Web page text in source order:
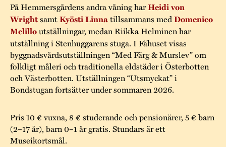
På Hemmersgårdens andra våning harHeidi von
WrightsamtKyösti Linnatillsammans med Domenico
Melilloutställningar, medan Riikka Helminen har
utställning i Stenhuggarens stuga. I Fähuset visas
byggnadsvårdsutställningen “Med Färg & Murslev” om
folkligt måleri och traditionella eldstäder i Österbotten
och Västerbotten. Utställningen “Utsmyckat” i
Bondstugan fortsätter under sommaren 2026.
Pris 10 € vuxna, 8 € studerande och pensionärer, 5 € barn
(2–17 år), barn 0–1 år gratis. Stundars är ett
Museikortsmål.